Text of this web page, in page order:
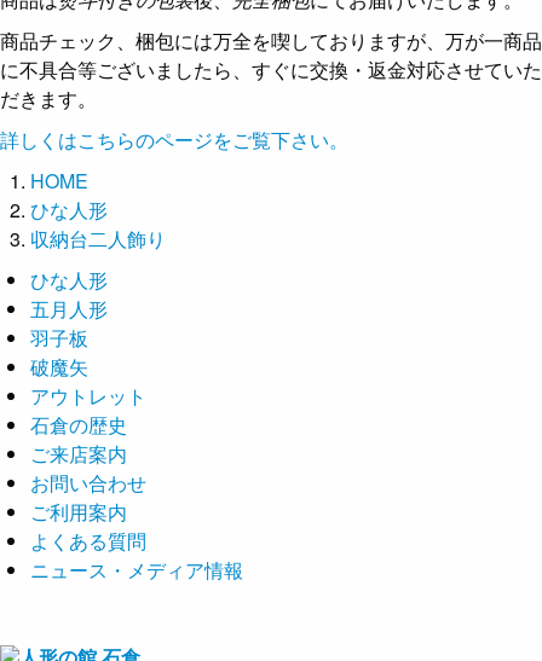
商品チェック、梱包には万全を喫しておりますが、万が一商品
に不具合等ございましたら、すぐに交換・返金対応させていた
だきます。
詳しくはこちらのページをご覧下さい。
HOME
ひな人形
収納台二人飾り
ひな人形
五月人形
羽子板
破魔矢
アウトレット
石倉の歴史
ご来店案内
お問い合わせ
ご利用案内
よくある質問
ニュース・メディア情報